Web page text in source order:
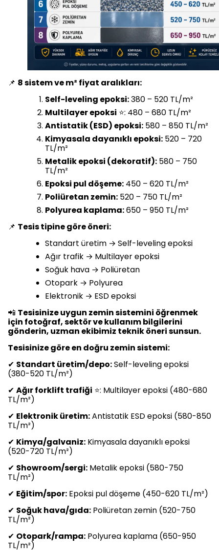
📌 8 sistem ve m² fiyat aralıkları:
Self-leveling epoksi:380 – 520 TL/m²
Multilayer epoksi ⭐: 480 – 680 TL/m²
Antistatik (ESD) epoksi: 580 – 850 TL/m²
Kimyasala dayanıklı epoksi: 520 – 720
TL/m²
Metalik epoksi (dekoratif): 580 – 750
TL/m²
Epoksi pul döşeme: 450 – 620 TL/m²
Poliüretan zemin: 520 – 750 TL/m²
Polyurea kaplama:650 – 950 TL/m²
📌 Tesis tipine göre öneri:
Standart üretim → Self-leveling epoksi
Ağır trafik → Multilayer epoksi
Soğuk hava → Poliüretan
Otopark → Polyurea
Elektronik → ESD epoksi
📲 Tesisinize uygun zemin sistemini öğrenmek
için fotoğraf, sektör ve kullanım bilgilerini
gönderin, uzman ekibimiz teknik öneri sunsun.
Tesisinize göre en doğru zemin sistemi:
✔ Standart üretim/depo:Self-leveling epoksi
(380-520 TL/m²)
✔ Ağır forklift trafiği ⭐: Multilayer epoksi (480-680
TL/m²)
✔ Elektronik üretim:Antistatik ESD epoksi (580-850
TL/m²)
✔ Kimya/galvaniz: Kimyasala dayanıklı epoksi
(520-720 TL/m²)
✔ Showroom/sergi: Metalik epoksi (580-750
TL/m²)
✔ Eğitim/spor: Epoksi pul döşeme (450-620 TL/m²)
✔ Soğuk hava/gıda: Poliüretan zemin (520-750
TL/m²)
✔ Otopark/rampa: Polyurea kaplama (650-950
TL/m²)